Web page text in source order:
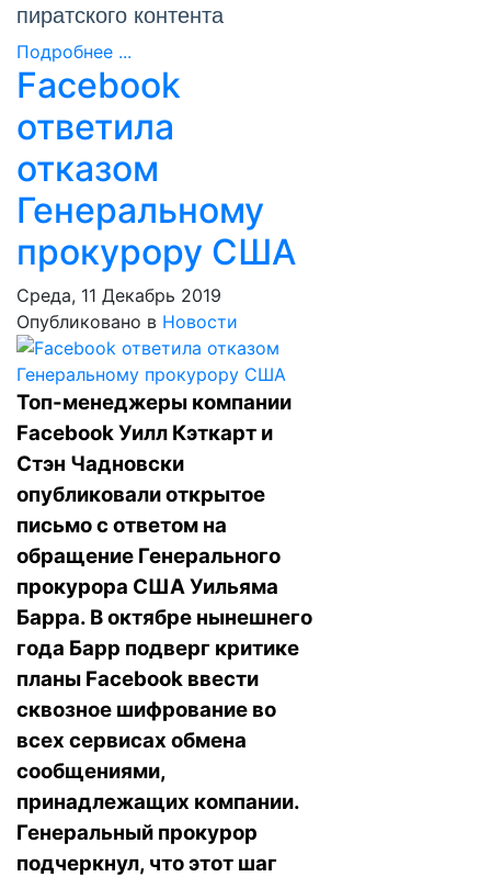
пиратского контента
Подробнее ...
Facebook
ответила
отказом
Генеральному
прокурору США
Среда, 11 Декабрь 2019
Опубликовано в Новости
Топ-менеджеры компании
Facebook Уилл Кэткарт и
Стэн Чадновски
опубликовали открытое
письмо с ответом на
обращение Генерального
прокурора США Уильяма
Барра. В октябре нынешнего
года Барр подверг критике
планы Facebook ввести
сквозное шифрование во
всех сервисах обмена
сообщениями,
принадлежащих компании.
Генеральный прокурор
подчеркнул, что этот шаг